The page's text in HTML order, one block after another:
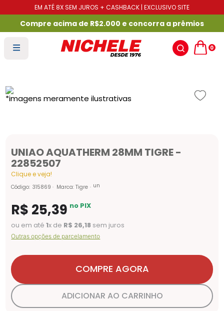
EM ATÉ 8X SEM JUROS + CASHBACK | EXCLUSIVO SITE
Compre acima de R$2.000 e concorra a prêmios
0
UNIAO AQUATHERM 28MM TIGRE -
22852507
Clique e veja!
Código: 315869 Marca:Tigre un
R$ 25,39 no PIX
ou em até1x de R$ 26,18 sem juros
Outras opções de parcelamento
COMPRE AGORA
ADICIONAR AO CARRINHO